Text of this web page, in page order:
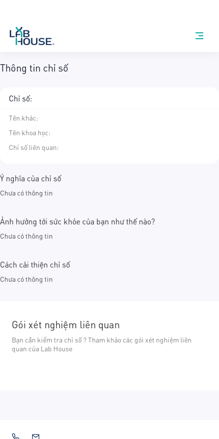
Thông tin chỉ số
Chỉ số:
Tên khác:
Tên khoa học:
Chỉ số liên quan:
Ý nghĩa của chỉ số
Chưa có thông tin
Ảnh hưởng tới sức khỏe của bạn như thế nào?
Chưa có thông tin
Cách cải thiện chỉ số
Chưa có thông tin
Gói xét nghiệm liên quan
Bạn cần kiểm tra chỉ số ? Tham khảo các gói xét nghiệm liên
quan của Lab House